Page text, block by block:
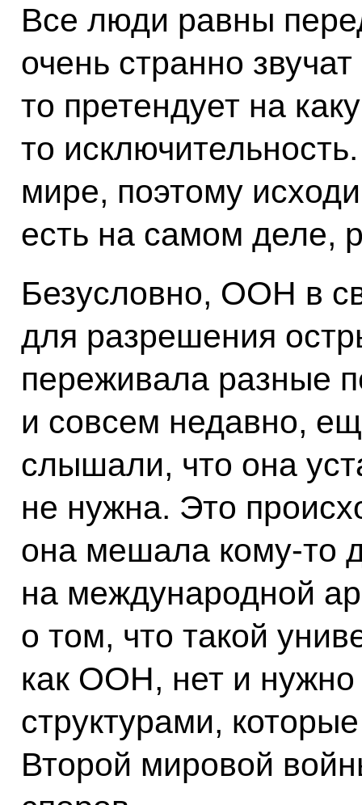
Все люди равны
очень странно
то претендует на
то
мире, поэтому
есть на самом деле,
Безусловно, ООН в
для разрешения
переживала разные
и совсем недавно,
слышали, что она
не нужна. Это
она мешала кому-то
на международной
о том, что такой
как ООН, нет и
структурами,
Второй мировой